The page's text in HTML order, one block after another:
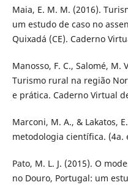
Maia, E. M. M. (2016).
um estudo de caso no
Quixadá (CE). Caderno
Manosso, F. C., Salomé, M.
Turismo rural na região
e prática. Caderno Virtual
Marconi, M. A., & Lakatos,
metodologia científica. (4a.
Pato, M. L. J. (2015). O
no Douro, Portugal: um